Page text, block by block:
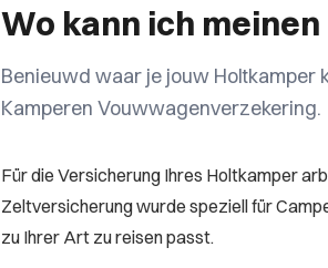
Wo kann ich
Benieuwd waar je jouw Holtkamper
Kamperen Vouwwagenverzekering.
Für die Versicherung Ihres Holtkamper
Zeltversicherung wurde speziell für
zu Ihrer Art zu reisen passt.